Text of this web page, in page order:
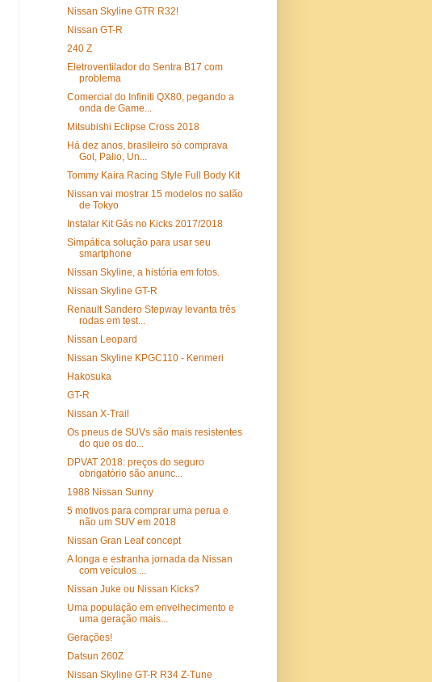
Nissan Skyline GTR R32!
Nissan GT-R
240 Z
Eletroventilador do Sentra B17 com
problema
Comercial do Infiniti QX80, pegando a
onda de Game...
Mitsubishi Eclipse Cross 2018
Há dez anos, brasileiro só comprava
Gol, Palio, Un...
Tommy Kaira Racing Style Full Body Kit
Nissan vai mostrar 15 modelos no salão
de Tokyo
Instalar Kit Gás no Kicks 2017/2018
Simpática solução para usar seu
smartphone
Nissan Skyline, a história em fotos.
Nissan Skyline GT-R
Renault Sandero Stepway levanta três
rodas em test...
Nissan Leopard
Nissan Skyline KPGC110 - Kenmeri
Hakosuka
GT-R
Nissan X-Trail
Os pneus de SUVs são mais resistentes
do que os do...
DPVAT 2018: preços do seguro
obrigatório são anunc...
1988 Nissan Sunny
5 motivos para comprar uma perua e
não um SUV em 2018
Nissan Gran Leaf concept
A longa e estranha jornada da Nissan
com veículos ...
Nissan Juke ou Nissan Kicks?
Uma população em envelhecimento e
uma geração mais...
Gerações!
Datsun 260Z
Nissan Skyline GT-R R34 Z-Tune